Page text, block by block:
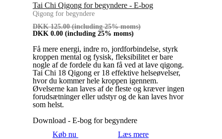
Tai Chi Qigong for begyndere - E-bog
Qigong for begyndere
DKK 125.00 (including 25% moms)
DKK 0.00 (including 25% moms)
Få mere energi, indre ro, jordforbindelse, styrk
kroppen mental og fysisk, fleksibilitet er bare
nogle af de fordele du kan få ved at lave qigong.
Tai Chi 18 Qigong er 18 effektive helseøvelser,
hvor du kommer hele kroppen igennem.
Øvelserne kan laves af de fleste og kræver ingen
forudsætninger eller udstyr og de kan laves hvor
som helst.
Download - E-bog for begyndere
Køb nu
Læs mere